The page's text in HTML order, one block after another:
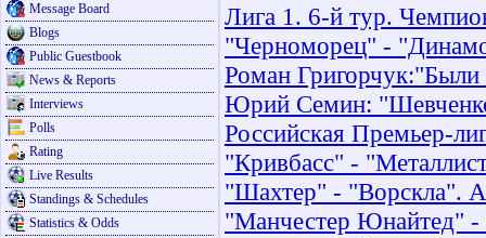
Message Board
Blogs
Public Guestbook
News & Reports
Interviews
Polls
Rating
Live Results
Standings & Schedules
Statistics & Odds
Лига 1. 6-й тур.
"Черноморец" -
Роман
Юрий Семин: "Шевченко
Российская Премьер-
"Кривбасс" -
"Шахтер" - "Ворскла".
"Манчестер Юнайтед" -